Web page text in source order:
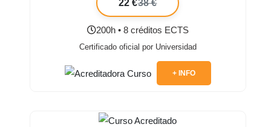
22 €38 €
200h • 8 créditos ECTS
Certificado oficial por Universidad
+ INFO